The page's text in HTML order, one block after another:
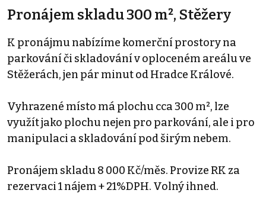
Pronájem skladu 300 m², Stěžery
K pronájmu nabízíme komerční prostory na
parkování či skladování v oploceném areálu ve
Stěžerách, jen pár minut od Hradce Králové.
Vyhrazené místo má plochu cca 300 m², lze
využít jako plochu nejen pro parkování, ale i pro
manipulaci a skladování pod širým nebem.
Pronájem skladu 8 000 Kč/měs. Provize RK za
rezervaci 1 nájem + 21%DPH. Volný ihned.